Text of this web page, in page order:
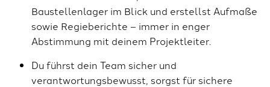
Baustellenlager im Blick und erstellst Aufmaße
sowie Regieberichte – immer in enger
Abstimmung mit deinem Projektleiter.
Du führst dein Team sicher und
verantwortungsbewusst, sorgst für sichere